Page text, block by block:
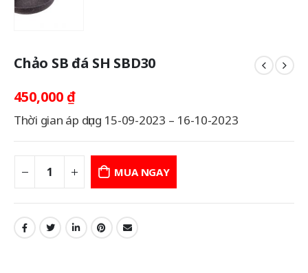
Chảo SB đá SH SBD30
450,000 ₫
Thời gian áp dụng 15-09-2023 – 16-10-2023
MUA NGAY